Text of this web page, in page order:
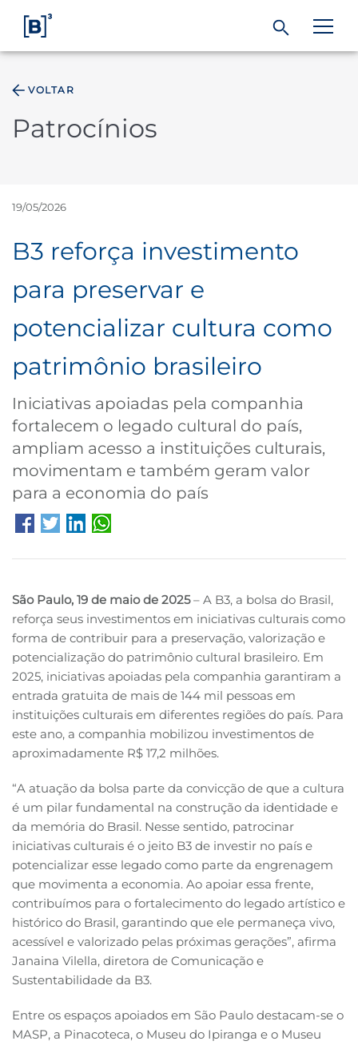
Índices
Soluções
Regulação
VOLTAR
Patrocínios
19/05/2026
B3 reforça investimento
para preservar e
potencializar cultura como
patrimônio brasileiro
Iniciativas apoiadas pela companhia
fortalecem o legado cultural do país,
ampliam acesso a instituições culturais,
movimentam e também geram valor
para a economia do país
São Paulo, 19 de maio de 2025– A B3, a bolsa do Brasil,
reforça seus investimentos em iniciativas culturais como
forma de contribuir para a preservação, valorização e
potencialização do patrimônio cultural brasileiro. Em
2025, iniciativas apoiadas pela companhia garantiram a
entrada gratuita de mais de 144 mil pessoas em
instituições culturais em diferentes regiões do país. Para
este ano, a companhia mobilizou investimentos de
aproximadamente R$ 17,2 milhões.
“A atuação da bolsa parte da convicção de que a cultura
é um pilar fundamental na construção da identidade e
da memória do Brasil. Nesse sentido, patrocinar
iniciativas culturais é o jeito B3 de investir no país e
potencializar esse legado como parte da engrenagem
que movimenta a economia. Ao apoiar essa frente,
contribuímos para o fortalecimento do legado artístico e
histórico do Brasil, garantindo que ele permaneça vivo,
acessível e valorizado pelas próximas gerações”, afirma
Janaina Vilella, diretora de Comunicação e
Sustentabilidade da B3.
Entre os espaços apoiados em São Paulo destacam-se o
MASP, a Pinacoteca, o Museu do Ipiranga e o Museu